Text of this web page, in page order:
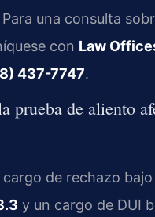
una consulta
con Law
437-7747.
prueba de aliento
cargo de rechazo bajo
y un cargo de DUI